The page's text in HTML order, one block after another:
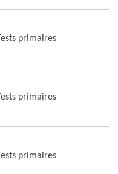
Tests primaires
Tests primaires
Tests primaires